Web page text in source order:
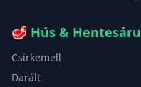
🥩 Hús & Hentesáru
Csirkemell
Darált